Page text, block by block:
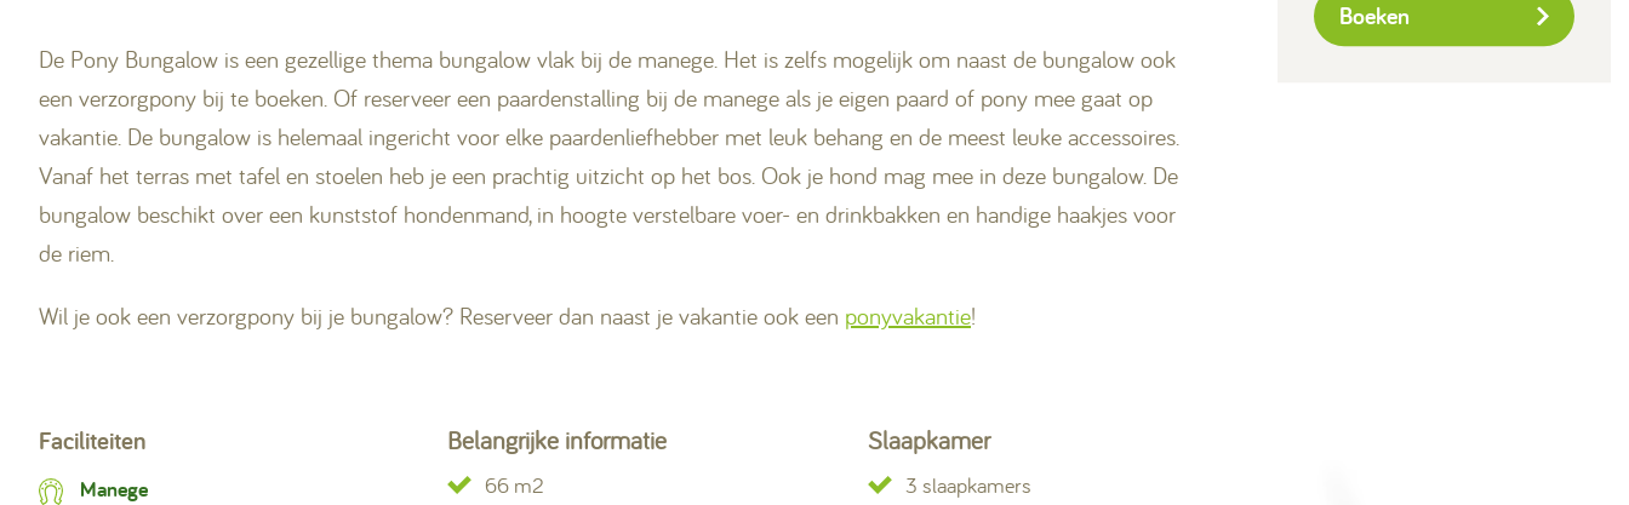
Boeken
De Pony Bungalow is een gezellige thema bungalow vlak bij de manege. Het is zelfs mogelijk om naast de bungalow ook
een verzorgpony bij te boeken. Of reserveer een paardenstalling bij de manege als je eigen paard of pony mee gaat op
vakantie. De bungalow is helemaal ingericht voor elke paardenliefhebber met leuk behang en de meest leuke accessoires.
Vanaf het terras met tafel en stoelen heb je een prachtig uitzicht op het bos. Ook je hond mag mee in deze bungalow. De
bungalow beschikt over een kunststof hondenmand, in hoogte verstelbare voer- en drinkbakken en handige haakjes voor
de riem.
Wil je ook een verzorgpony bij je bungalow? Reserveer dan naast je vakantie ook een ponyvakantie!
Faciliteiten
Manege
Belangrijke informatie
66 m2
Slaapkamer
3 slaapkamers